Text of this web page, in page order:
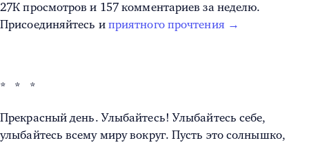
27К просмотров и 157 комментариев за неделю.
Присоединяйтесь и приятного прочтения →
* * *
Прекрасный день. Улыбайтесь! Улыбайтесь себе,
улыбайтесь всему миру вокруг. Пусть это солнышко,